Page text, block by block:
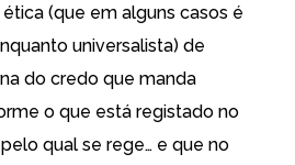
ética (que em alguns casos é
universalista) de
do credo que manda
o que está registado no
qual se rege… e que no